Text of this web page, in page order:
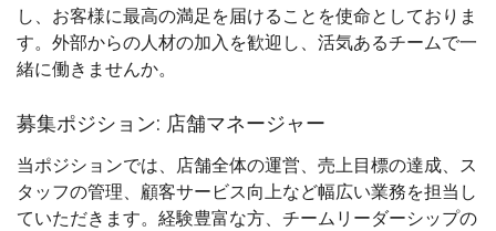
し、お客様に最高の満足を届けることを使命としておりま
す。外部からの人材の加入を歓迎し、活気あるチームで一
緒に働きませんか。
募集ポジション: 店舗マネージャー
当ポジションでは、店舗全体の運営、売上目標の達成、ス
タッフの管理、顧客サービス向上など幅広い業務を担当し
ていただきます。経験豊富な方、チームリーダーシップの